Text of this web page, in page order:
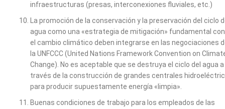
infraestructuras (presas, interconexiones fluviales, etc.)
La promoción de la conservación y la preservación del ciclo
agua como una «estrategia de mitigación» fundamental
el cambio climático deben integrarse en las negociaciones
la UNFCCC (United Nations Framework Convention on
Change). No es aceptable que se destruya el ciclo del agua a
través de la construcción de grandes centrales
para producir supuestamente energía «limpia».
Buenas condiciones de trabajo para los empleados de las